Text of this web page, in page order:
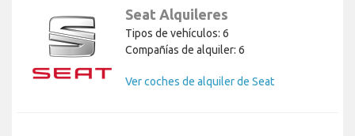
Seat Alquileres
Tipos de vehículos: 6
Compañías de alquiler: 6
Ver coches de alquiler de Seat